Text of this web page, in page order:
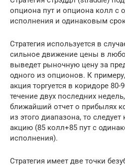
опциона пут и опциона колл с
исполнения и одинаковым
Стратегия используется в
сильное движение цены в
выведет рыночную цену за
одного из опционов. К
акция торгуется в коридоре
течение двух последних
ближайший отчет о прибылях
из этого диапазона, то следует
акцию (85 колл+85 пут с
исполнения).
Стратегия имеет две точки